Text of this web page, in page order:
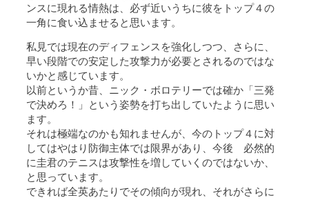
ンスに現れる情熱は、必ず近いうちに彼をトップ４の
一角に食い込ませると思います。
私見では現在のディフェンスを強化しつつ、さらに、
早い段階での安定した攻撃力が必要とされるのではな
いかと感じています。
以前というか昔、ニック・ボロテリーでは確か「三発
で決めろ！」という姿勢を打ち出していたように思い
ます。
それは極端なのかも知れませんが、今のトップ４に対
してはやはり防御主体では限界があり、今後 必然的
に圭君のテニスは攻撃性を増していくのではないか、
と思っています。
できれば全英あたりでその傾向が現れ、それがさらに